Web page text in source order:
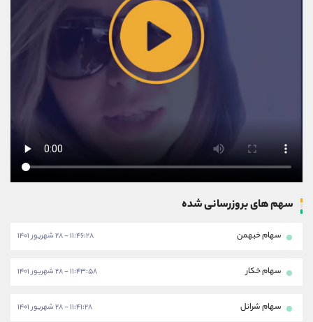
سهم های بروزرسانی شده
سهام خبهمن ۱۱:۴۶:۲۸ - ۲۸ شهریور ۱۴۰۱
سهام خکار ۱۱:۴۳:۵۸ - ۲۸ شهریور ۱۴۰۱
سهام شرانل ۱۱:۴۱:۲۸ - ۲۸ شهریور ۱۴۰۱